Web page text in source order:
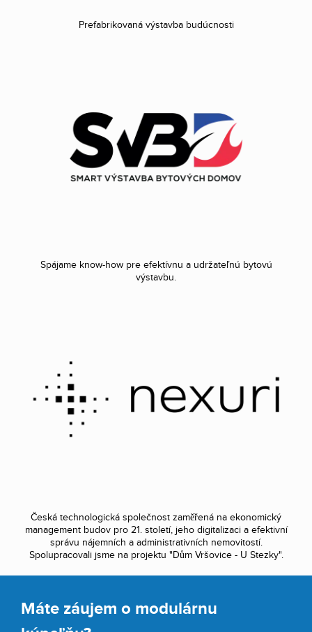
Prefabrikovaná výstavba budúcnosti
Spájame know-how pre efektívnu a udržateľnú bytovú
výstavbu.
Česká technologická společnost zaměřená na ekonomický
management budov pro 21. století, jeho digitalizaci a efektivní
správu nájemních a administrativních nemovitostí.
Spolupracovali jsme na projektu "Dům Vršovice - U Stezky".
Máte záujem o modulárnu